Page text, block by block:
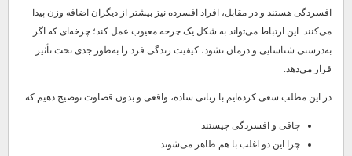
افسردگی هستند و در مقابل، افراد افسرده نیز بیشتر از دیگران اضافه وزن پیدا
می‌کنند. این ارتباط می‌تواند به شکل یک چرخه معیوب عمل کند؛ چرخه‌ای که اگر
به‌درستی شناسایی و درمان نشود، کیفیت زندگی فرد را به‌طور جدی تحت تأثیر
قرار می‌دهد.
در این مطلب سعی کرده‌ایم با زبانی ساده، واقعی و بدون قضاوت توضیح دهیم که:
چاقی و افسردگی چیستند
چرا این دو اغلب با هم ظاهر می‌شوند